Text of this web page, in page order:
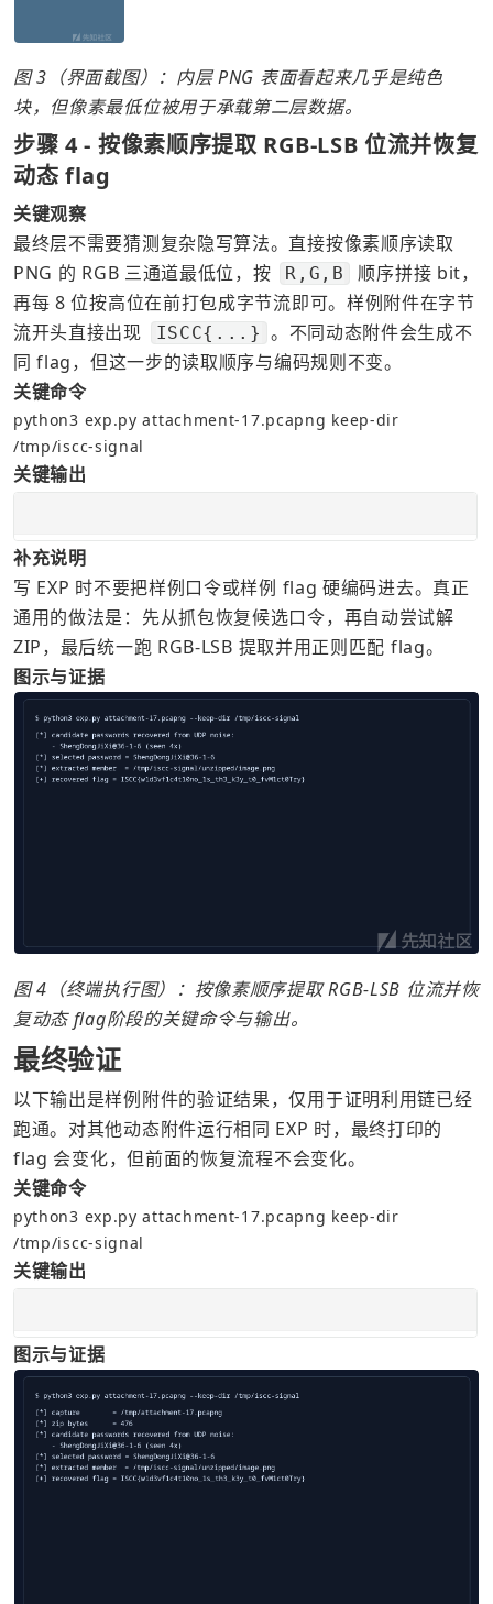
图 3（界面截图）：内层 PNG 表面看起来几乎是纯色
块，但像素最低位被用于承载第二层数据。
步骤 4 - 按像素顺序提取 RGB-LSB 位流并恢复
动态 flag
关键观察
最终层不需要猜测复杂隐写算法。直接按像素顺序读取
PNG 的 RGB 三通道最低位，按
R,G,B
顺序拼接 bit，
再每 8 位按高位在前打包成字节流即可。样例附件在字节
流开头直接出现
ISCC{...} 。不同动态附件会生成不
同 flag，但这一步的读取顺序与编码规则不变。
关键命令
python3 exp.py attachment-17.pcapng keep-dir
/tmp/iscc-signal
关键输出
补充说明
写 EXP 时不要把样例口令或样例 flag 硬编码进去。真正
通用的做法是：先从抓包恢复候选口令，再自动尝试解
ZIP，最后统一跑 RGB-LSB 提取并用正则匹配 flag。
图示与证据
图 4（终端执行图）：按像素顺序提取 RGB-LSB 位流并恢
复动态 flag阶段的关键命令与输出。
最终验证
以下输出是样例附件的验证结果，仅用于证明利用链已经
跑通。对其他动态附件运行相同 EXP 时，最终打印的
flag 会变化，但前面的恢复流程不会变化。
关键命令
python3 exp.py attachment-17.pcapng keep-dir
/tmp/iscc-signal
关键输出
图示与证据